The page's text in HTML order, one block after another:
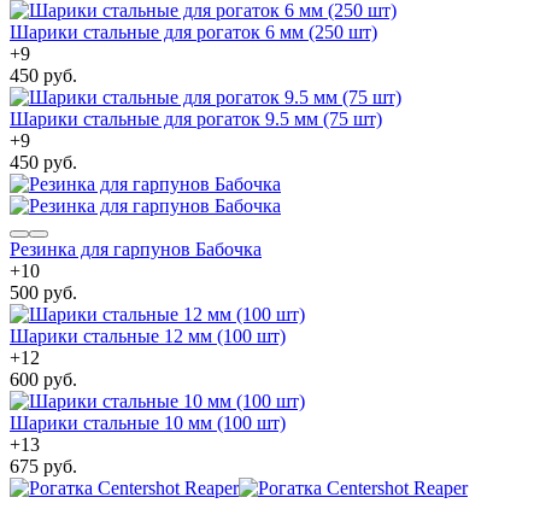
Шарики стальные для рогаток 6 мм (250 шт)
+9
450 руб.
Шарики стальные для рогаток 9.5 мм (75 шт)
+9
450 руб.
Резинка для гарпунов Бабочка
+10
500 руб.
Шарики стальные 12 мм (100 шт)
+12
600 руб.
Шарики стальные 10 мм (100 шт)
+13
675 руб.